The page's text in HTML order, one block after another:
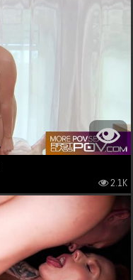
2.1K